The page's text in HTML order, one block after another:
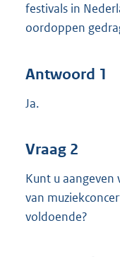
festivals in
oordoppen
Antwoord 1
Ja.
Vraag 2
Kunt u aangeven
van
voldoende?